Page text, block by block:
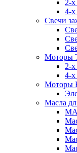
2-
4-
Свечи
Моторы
2-
4-
Моторы
Масла